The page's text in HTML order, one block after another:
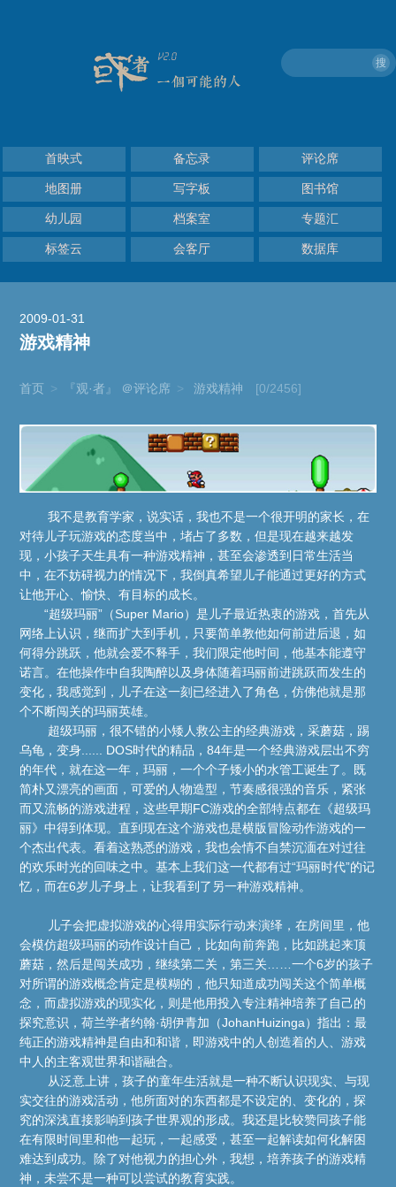
搜
首映式 备忘录 评论席
地图册 写字板 图书馆
幼儿园 档案室 专题汇
标签云 会客厅 数据库
2009-01-31
游戏精神
首页 > 『观·者』 ＠评论席 > 游戏精神 [0/2456]
我不是教育学家，说实话，我也不是一个很开明的家长，在
对待儿子玩游戏的态度当中，堵占了多数，但是现在越来越发
现，小孩子天生具有一种游戏精神，甚至会渗透到日常生活当
中，在不妨碍视力的情况下，我倒真希望儿子能通过更好的方式
让他开心、愉快、有目标的成长。
“超级玛丽”（Super Mario）是儿子最近热衷的游戏，首先从
网络上认识，继而扩大到手机，只要简单教他如何前进后退，如
何得分跳跃，他就会爱不释手，我们限定他时间，他基本能遵守
诺言。在他操作中自我陶醉以及身体随着玛丽前进跳跃而发生的
变化，我感觉到，儿子在这一刻已经进入了角色，仿佛他就是那
个不断闯关的玛丽英雄。
超级玛丽，很不错的小矮人救公主的经典游戏，采蘑菇，踢
乌龟，变身...... DOS时代的精品，84年是一个经典游戏层出不穷
的年代，就在这一年，玛丽，一个个子矮小的水管工诞生了。既
简朴又漂亮的画面，可爱的人物造型，节奏感很强的音乐，紧张
而又流畅的游戏进程，这些早期FC游戏的全部特点都在《超级玛
丽》中得到体现。直到现在这个游戏也是横版冒险动作游戏的一
个杰出代表。看着这熟悉的游戏，我也会情不自禁沉湎在对过往
的欢乐时光的回味之中。基本上我们这一代都有过“玛丽时代”的记
忆，而在6岁儿子身上，让我看到了另一种游戏精神。
儿子会把虚拟游戏的心得用实际行动来演绎，在房间里，他
会模仿超级玛丽的动作设计自己，比如向前奔跑，比如跳起来顶
蘑菇，然后是闯关成功，继续第二关，第三关……一个6岁的孩子
对所谓的游戏概念肯定是模糊的，他只知道成功闯关这个简单概
念，而虚拟游戏的现实化，则是他用投入专注精神培养了自己的
探究意识，荷兰学者约翰·胡伊青加（JohanHuizinga）指出：最
纯正的游戏精神是自由和和谐，即游戏中的人创造着的人、游戏
中人的主客观世界和谐融合。
从泛意上讲，孩子的童年生活就是一种不断认识现实、与现
实交往的游戏活动，他所面对的东西都是不设定的、变化的，探
究的深浅直接影响到孩子世界观的形成。我还是比较赞同孩子能
在有限时间里和他一起玩，一起感受，甚至一起解读如何化解困
难达到成功。除了对他视力的担心外，我想，培养孩子的游戏精
神，未尝不是一种可以尝试的教育实践。